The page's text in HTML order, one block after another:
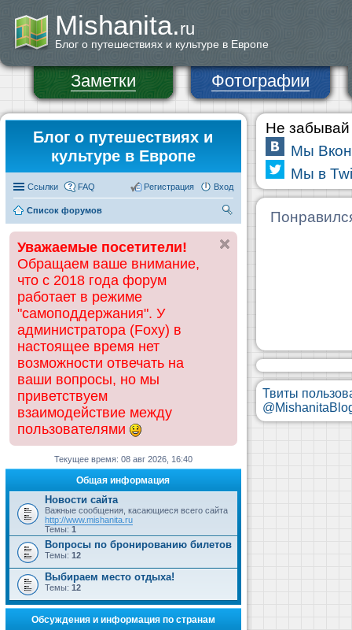
Mishanita.ru
Блог о путешествиях и культуре в Европе
Заметки Фотографии
Блог о путешествиях и
культуре в Европе
Ссылки FAQ Вход
Регистрация
Список форумов
ск
Уважаемые посетители!
Обращаем ваше внимание,
что с 2018 года форум
работает в режиме
"самоподдержания". У
администратора (Foxy) в
настоящее время нет
возможности отвечать на
ваши вопросы, но мы
приветствуем
взаимодействие между
пользователями
Текущее время: 08 авг 2026, 16:40
Общая информация
Новости сайта
Важные сообщения, касающиеся всего сайта
http://www.mishanita.ru
Темы: 1
Вопросы по бронированию билетов
Темы: 12
Выбираем место отдыха!
Темы: 12
Обсуждения и информация по странам
Не забывай
Мы
Мы в
Твиты